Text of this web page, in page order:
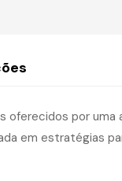
oferecidos por uma
em estratégias